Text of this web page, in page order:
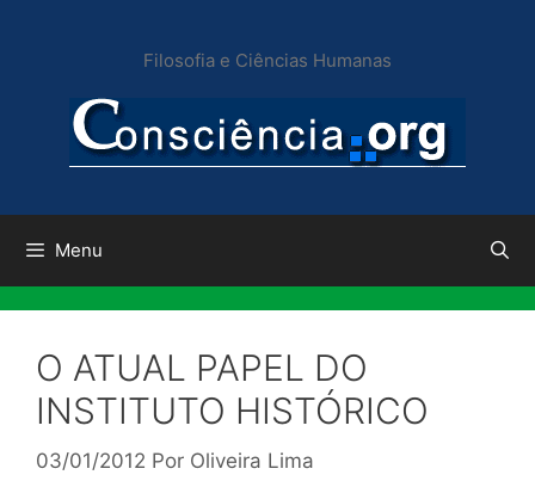
conteúdo
Filosofia e Ciências Humanas
Menu
O ATUAL PAPEL DO
INSTITUTO HISTÓRICO
03/01/2012 Por Oliveira Lima